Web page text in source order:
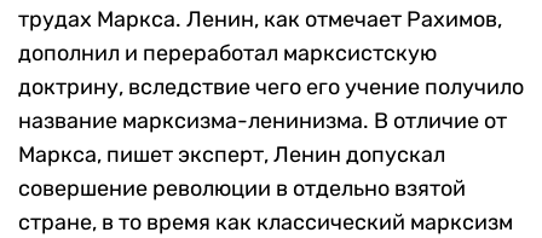
трудах Маркса. Ленин, как отмечает Рахимов,
дополнил и переработал марксистскую
доктрину, вследствие чего его учение получило
название марксизма-ленинизма. В отличие от
Маркса, пишет эксперт, Ленин допускал
совершение революции в отдельно взятой
стране, в то время как классический марксизм